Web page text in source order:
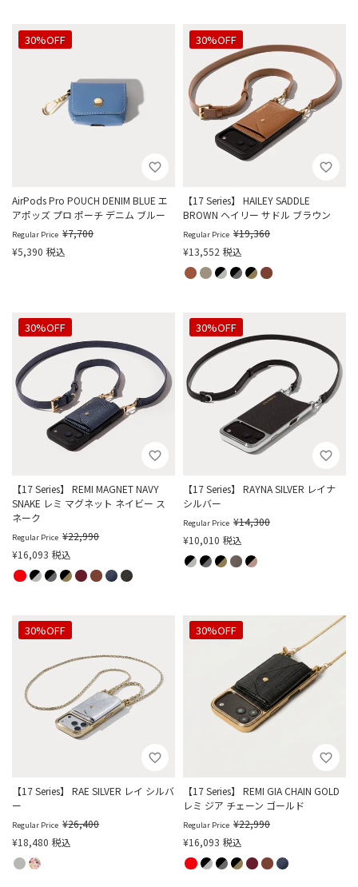
AirPods Pro POUCH DENIM BLUE エ
アポッズ プロ ポーチ デニム ブルー
30%OFF
Regular Price ¥7,700
¥5,390 税込
【17 Series】 HAILEY SADDLE
BROWN ヘイリー サドル ブラウン
30%OFF
Regular Price ¥19,360
¥13,552 税込
【17 Series】 REMI MAGNET NAVY
SNAKE レミ マグネット ネイビー ス
ネーク
30%OFF
Regular Price ¥22,990
¥16,093 税込
【17 Series】 RAYNA SILVER レイナ
シルバー
30%OFF
Regular Price ¥14,300
¥10,010 税込
【17 Series】 RAE SILVER レイ シルバ
ー
30%OFF
Regular Price ¥26,400
¥18,480 税込
【17 Series】 REMI GIA CHAIN GOLD
レミ ジア チェーン ゴールド
30%OFF
Regular Price ¥22,990
¥16,093 税込